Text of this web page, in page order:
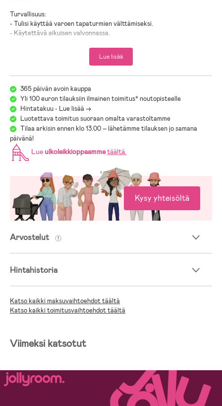
Turvallisuus:
- Tulisi käyttää varoen tapaturmien välttämiseksi.
- Käytettävä aikuisen valvonnassa.
Lue lisää
365 päivän avoin kauppa
Yli 100 euron tilauksiin ilmainen toimitus* noutopisteelle
Hintatakuu - Lue lisää ->
Luotettava toimitus suoraan omalta varastoltamme
Tilaa arkisin ennen klo 13.00 – lähetämme tilauksen jo samana
päivänä!
Lue ulkoleikkioppaammetäältä.
Kysy yhteisöltä
Arvostelut
Hintahistoria
Katso kaikki maksuvaihtoehdot täältä
Katso kaikki toimitusvaihtoehdot täältä
Viimeksi katsotut